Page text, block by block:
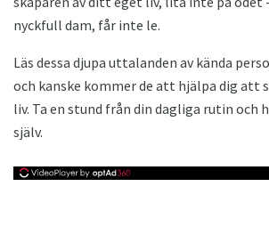
nyckfull dam, får inte le.
Läs dessa djupa uttalanden av kända
och kanske kommer de att hjälpa dig att
liv. Ta en stund från din dagliga rutin
själv.